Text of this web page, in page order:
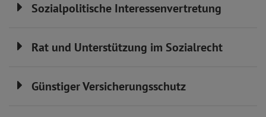
Sozialpolitische Interessenvertretung
Rat und Unterstützung im Sozialrecht
Günstiger Versicherungsschutz